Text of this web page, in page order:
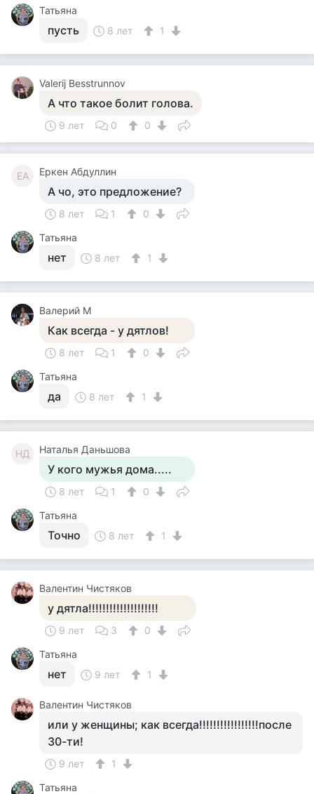
Татьяна
пусть 8 лет 1
Valerij Besstrunnov
А что такое болит голова.
9 лет 0 0
ЕА Еркен Абдуллин
А чо, это предложение?
8 лет 1
0
Татьяна
нет 8 лет 1
Валерий М
Как всегда - у дятлов!
8 лет 1
0
Татьяна
да 8 лет 1
НД Наталья Даньшова
У кого мужья дома.....
8 лет 1
0
Татьяна
Точно 8 лет 1
Валентин Чистяков
у дятла!!!!!!!!!!!!!!!!!!!!
9 лет 3
0
Татьяна
нет 9 лет 1
Валентин Чистяков
или у женщины; как всегда!!!!!!!!!!!!!!!!!после
30-ти!
9 лет
1
Татьяна